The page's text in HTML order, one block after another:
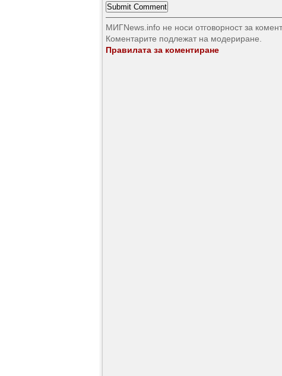
МИГNews.info не носи отговорност за
Коментарите подлежат на модериране.
Правилата за коментиране